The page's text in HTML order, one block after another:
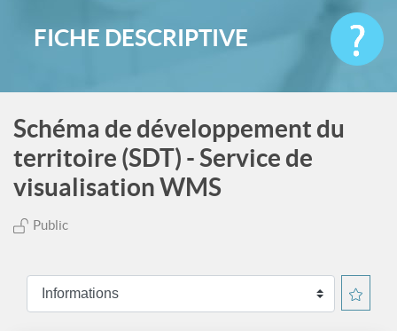
FICHE DESCRIPTIVE
Schéma de développement du
territoire (SDT) - Service de
visualisation WMS
Public